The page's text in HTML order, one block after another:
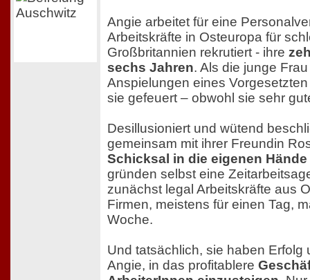
Angie arbeitet für eine
Arbeitskräfte in Osteuropa für
Großbritannien rekrutiert - ihre
sechs Jahren. Als die junge
Anspielungen eines
sie gefeuert – obwohl sie sehr
Desillusioniert und wütend
gemeinsam mit ihrer Freundin
Schicksal in die eigenen
gründen selbst eine
zunächst legal Arbeitskräfte aus
Firmen, meistens für einen Tag,
Woche.
Und tatsächlich, sie haben Erfolg
Angie, in das profitablere